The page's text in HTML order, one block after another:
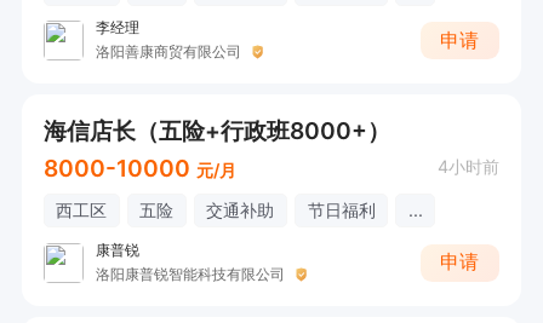
李经理
洛阳善康商贸有限公司
申请
海信店长（五险+行政班8000+）
8000-10000 元/月 4小时前
西工区 五险 交通补助 节日福利 ...
康普锐
洛阳康普锐智能科技有限公司
申请